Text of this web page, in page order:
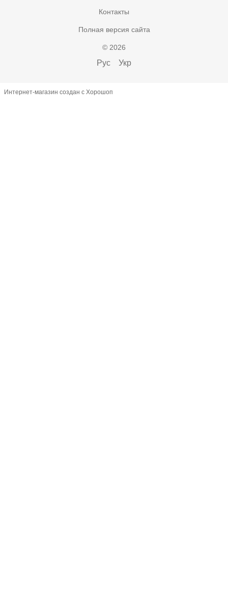
Контакты
Полная версия сайта
© 2026
Рус Укр
Интернет-магазин создан с Хорошоп